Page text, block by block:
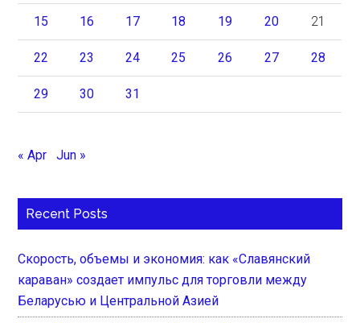
15 16 17 18 19 20 21
22 23 24 25 26 27 28
29 30 31
« Apr Jun »
Recent Posts
Скорость, объемы и экономия: как «Славянский
караван» создает импульс для торговли между
Беларусью и Центральной Азией